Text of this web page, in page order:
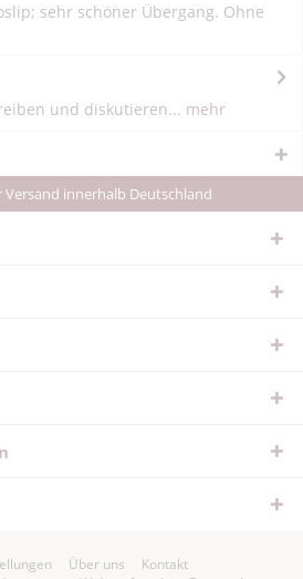
sehr schöner Übergang. Ohne
und diskutieren... mehr
Versand innerhalb Deutschland
Über uns
Kontakt